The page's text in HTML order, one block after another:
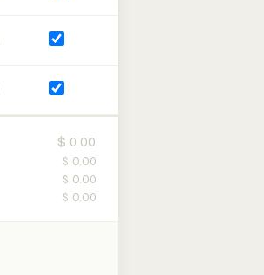
$ 0.00
$ 0.00
$ 0.00
$ 0.00